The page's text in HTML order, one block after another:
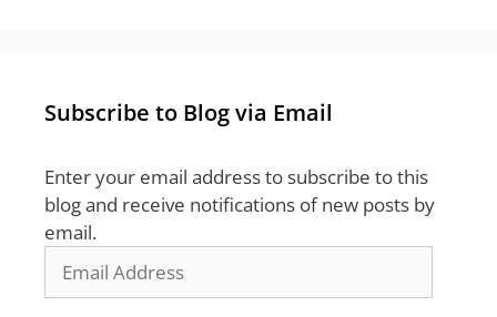
Subscribe to Blog via Email
Enter your email address to subscribe to this
blog and receive notifications of new posts by
email.
Address